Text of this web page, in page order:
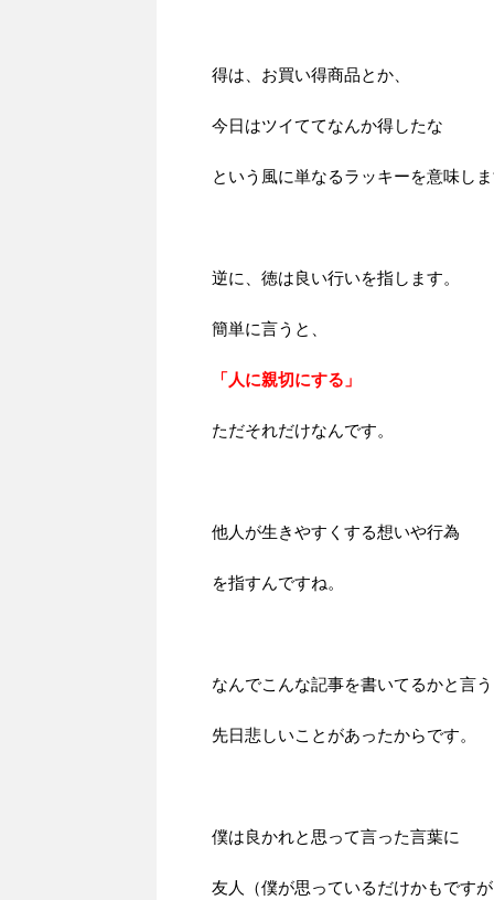
得は、お買い得商品とか、
今日はツイててなんか得したな
という風に単なるラッキーを意味し
逆に、徳は良い行いを指します。
簡単に言うと、
「人に親切にする」
ただそれだけなんです。
他人が生きやすくする想いや行為
を指すんですね。
なんでこんな記事を書いてるかと言
先日悲しいことがあったからです。
僕は良かれと思って言った言葉に
友人（僕が思っているだけかもです